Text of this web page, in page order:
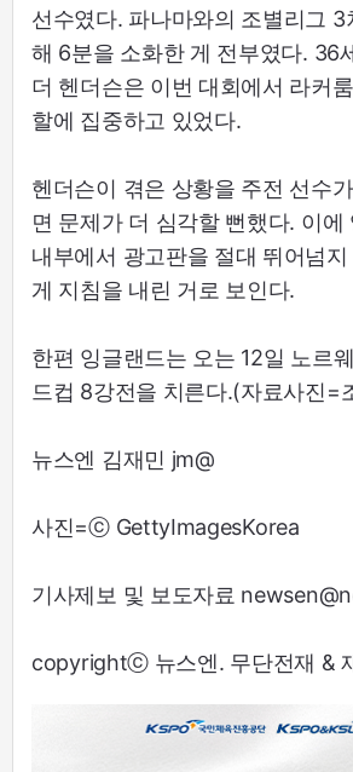
선수였다. 파나마와의 조별리그 3
해 6분을 소화한 게 전부였다. 36
더 헨더슨은 이번 대회에서 라커
할에 집중하고 있었다.
헨더슨이 겪은 상황을 주전 선수
면 문제가 더 심각할 뻔했다. 이에
내부에서 광고판을 절대 뛰어넘
게 지침을 내린 거로 보인다.
한편 잉글랜드는 오는 12일 노르
드컵 8강전을 치른다.(자료사진=
뉴스엔 김재민 jm@
사진=ⓒ GettyImagesKorea
기사제보 및 보도자료
copyrightⓒ 뉴스엔. 무단전재 &